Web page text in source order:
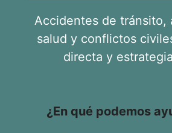
Accidentes de tránsito,
salud y conflictos
directa y
¿En qué podemos